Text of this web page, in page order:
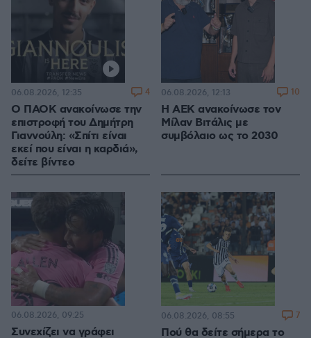
Ο ΠΑΟΚ ανακοίνωσε την
επιστροφή του Δημήτρη
Γιαννούλη: «Σπίτι είναι
εκεί που είναι η καρδιά»,
δείτε βίντεο
06.08.2026, 12:35 4
H ΑΕΚ ανακοίνωσε τον
Μίλαν Βιτάλις με
συμβόλαιο ως το 2030
06.08.2026, 12:13 10
Συνεχίζει να γράφει
06.08.2026, 09:25
Πού θα δείτε σήμερα το
06.08.2026, 08:55 7